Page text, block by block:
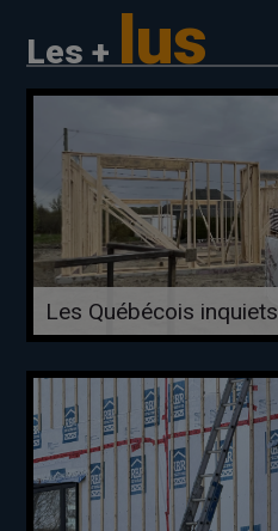
Les + lus
Les Québécois inquiets